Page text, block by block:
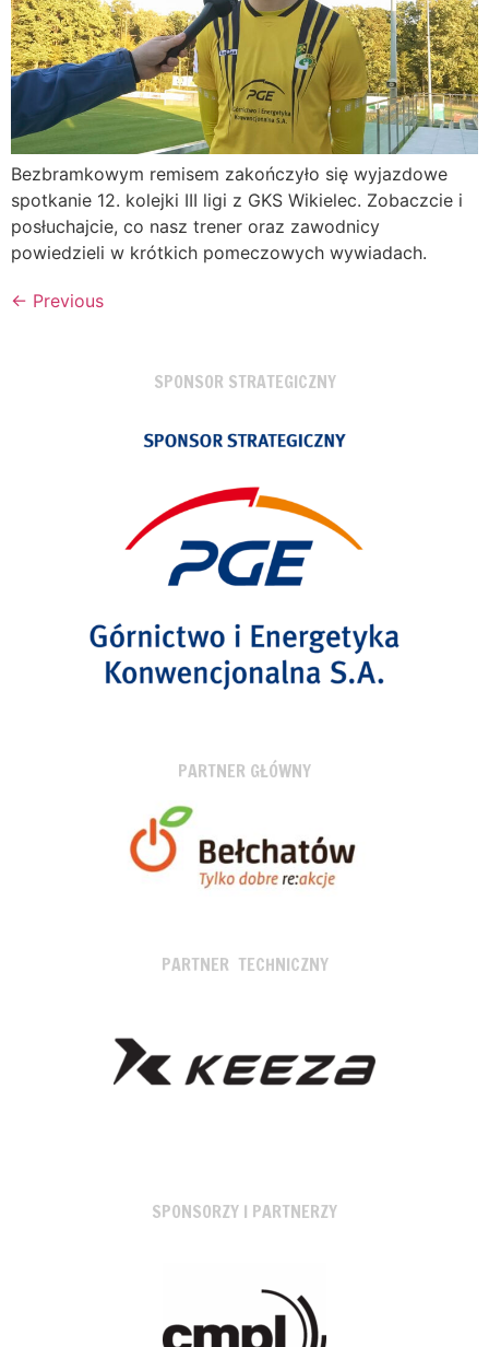
Bezbramkowym remisem zakończyło się wyjazdowe
spotkanie 12. kolejki III ligi z GKS Wikielec. Zobaczcie i
posłuchajcie, co nasz trener oraz zawodnicy
powiedzieli w krótkich pomeczowych wywiadach.
← Previous
SPONSOR STRATEGICZNY
PARTNER GŁÓWNY
PARTNER TECHNICZNY
SPONSORZY I PARTNERZY